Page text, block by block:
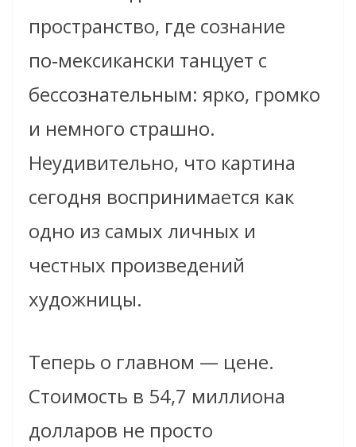
пространство, где сознание
по‑мексикански танцует с
бессознательным: ярко, громко
и немного страшно.
Неудивительно, что картина
сегодня воспринимается как
одно из самых личных и
честных произведений
художницы.
Теперь о главном — цене.
Стоимость в 54,7 миллиона
долларов не просто